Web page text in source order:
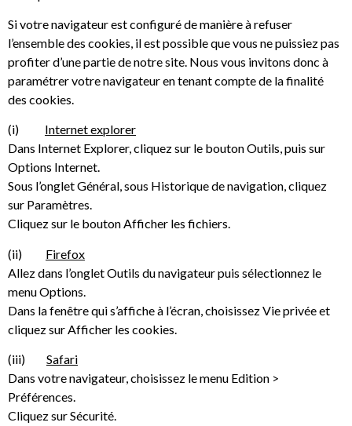
Si votre navigateur est configuré de manière à refuser
l’ensemble des cookies, il est possible que vous ne puissiez pas
profiter d’une partie de notre site. Nous vous invitons donc à
paramétrer votre navigateur en tenant compte de la finalité
des cookies.
(i) Internet explorer
Dans Internet Explorer, cliquez sur le bouton Outils, puis sur
Options Internet.
Sous l’onglet Général, sous Historique de navigation, cliquez
sur Paramètres.
Cliquez sur le bouton Afficher les fichiers.
(ii) Firefox
Allez dans l’onglet Outils du navigateur puis sélectionnez le
menu Options.
Dans la fenêtre qui s’affiche à l’écran, choisissez Vie privée et
cliquez sur Afficher les cookies.
(iii) Safari
Dans votre navigateur, choisissez le menu Edition >
Préférences.
Cliquez sur Sécurité.